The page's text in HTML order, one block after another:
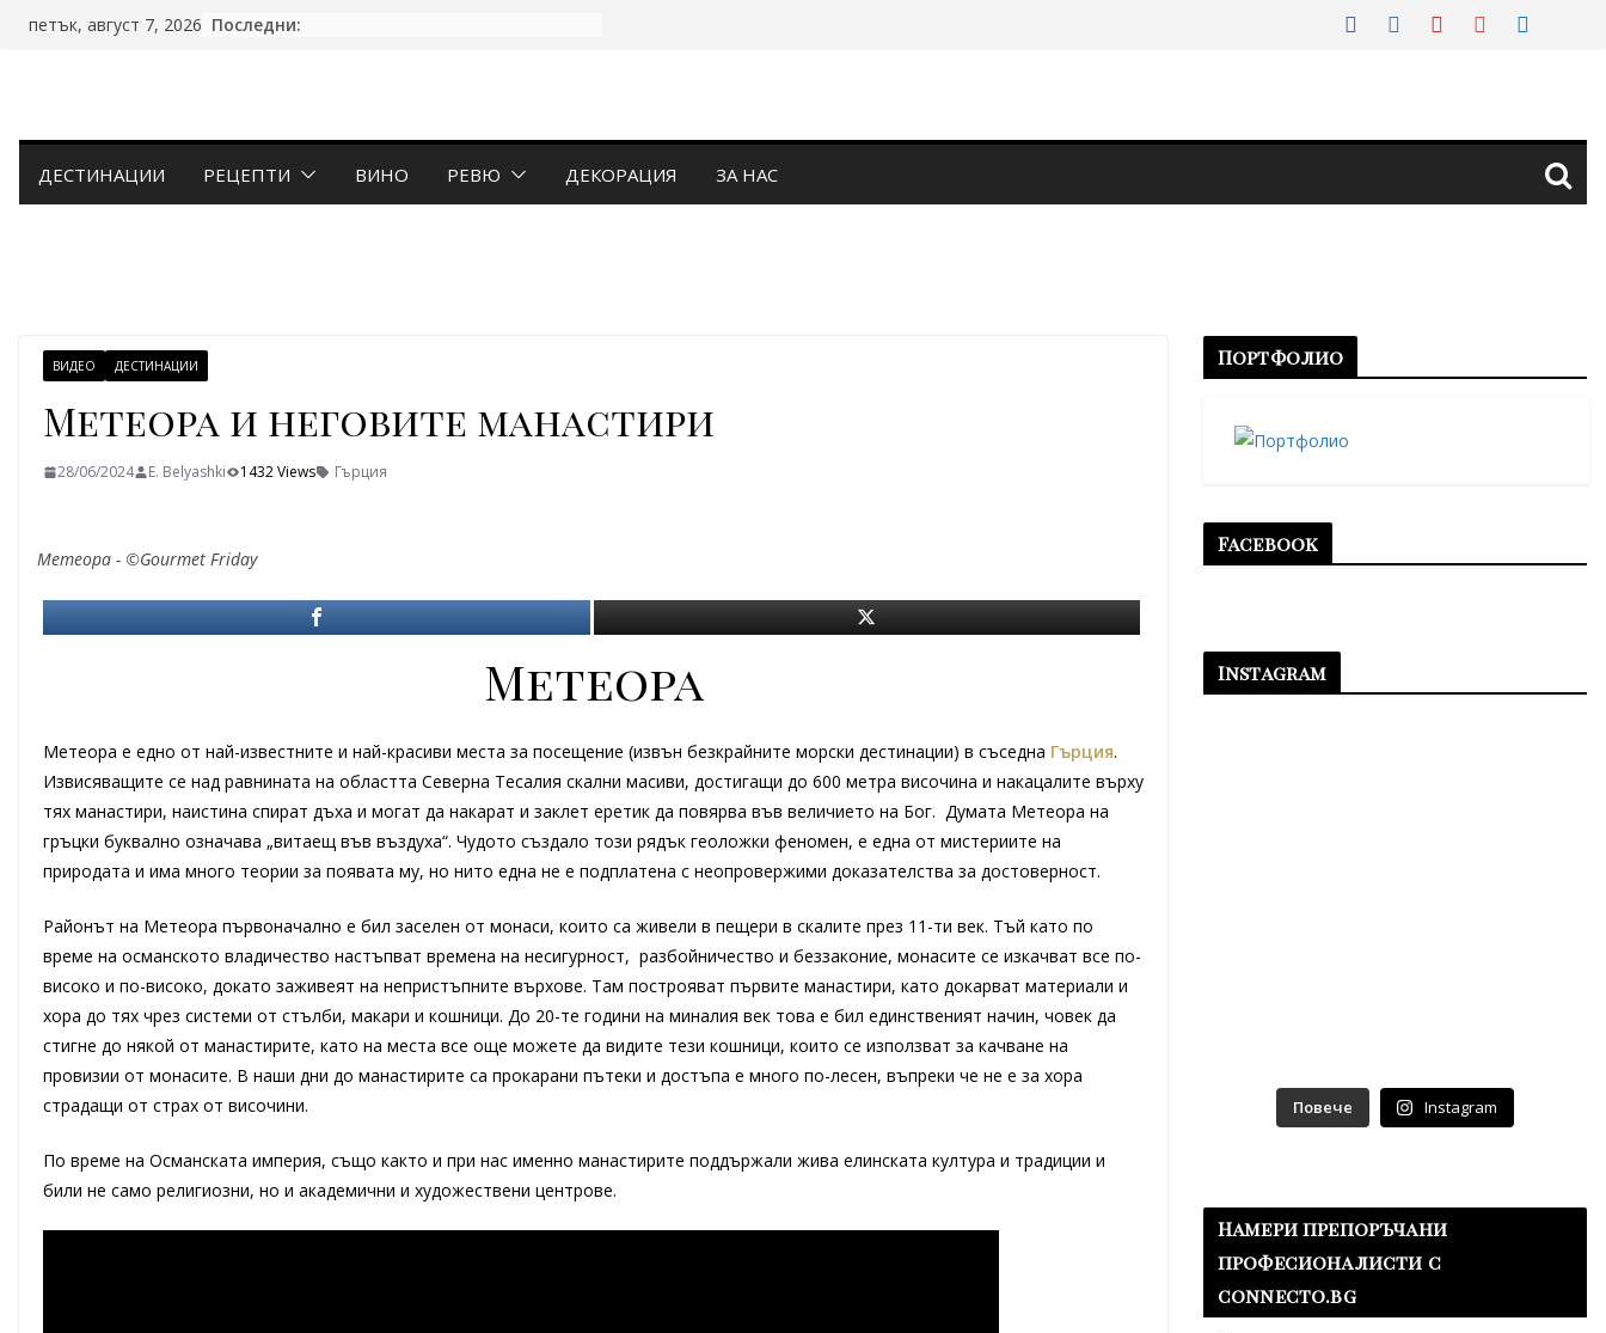
Skipпетък, август 7, 2026 Последни:
ДЕСТИНАЦИИ РЕЦЕПТИ ВИНО РЕВЮ ДЕКОРАЦИЯ ЗА НАС
ВИДЕО ДЕСТИНАЦИИ
Метеора и неговите манастири
28/06/2024 E. Belyashki 1432 Views Гърция
Метеора - ©Gourmet Friday
Метеора
Метеора е едно от най-известните и най-красиви места за посещение (извън безкрайните морски дестинации) в съседна Гърция.
Извисяващите се над равнината на областта Северна Тесалия скални масиви, достигащи до 600 метра височина и накацалите върху
тях манастири, наистина спират дъха и могат да накарат и заклет еретик да повярва във величието на Бог. Думата Метеора на
гръцки буквално означава „витаещ във въздуха“. Чудото създало този рядък геоложки феномен, е една от мистериите на
природата и има много теории за появата му, но нито една не е подплатена с неопровержими доказателства за достоверност.
Районът на Метеора първоначално е бил заселен от монаси, които са живели в пещери в скалите през 11-ти век. Тъй като по
време на османското владичество настъпват времена на несигурност, разбойничество и беззаконие, монасите се изкачват все по-
високо и по-високо, докато заживеят на непристъпните върхове. Там построяват първите манастири, като докарват материали и
хора до тях чрез системи от стълби, макари и кошници. До 20-те години на миналия век това е бил единственият начин, човек да
стигне до някой от манастирите, като на места все още можете да видите тези кошници, които се използват за качване на
провизии от монасите. В наши дни до манастирите са прокарани пътеки и достъпа е много по-лесен, въпреки че не е за хора
страдащи от страх от височини.
По време на Османската империя, също както и при нас именно манастирите поддържали жива елинската култура и традиции и
били не само религиозни, но и академични и художествени центрове.
Портфолио
Facebook
Instagram
Повече Instagram
Намери препоръчани
професионалисти с
connecto.bg